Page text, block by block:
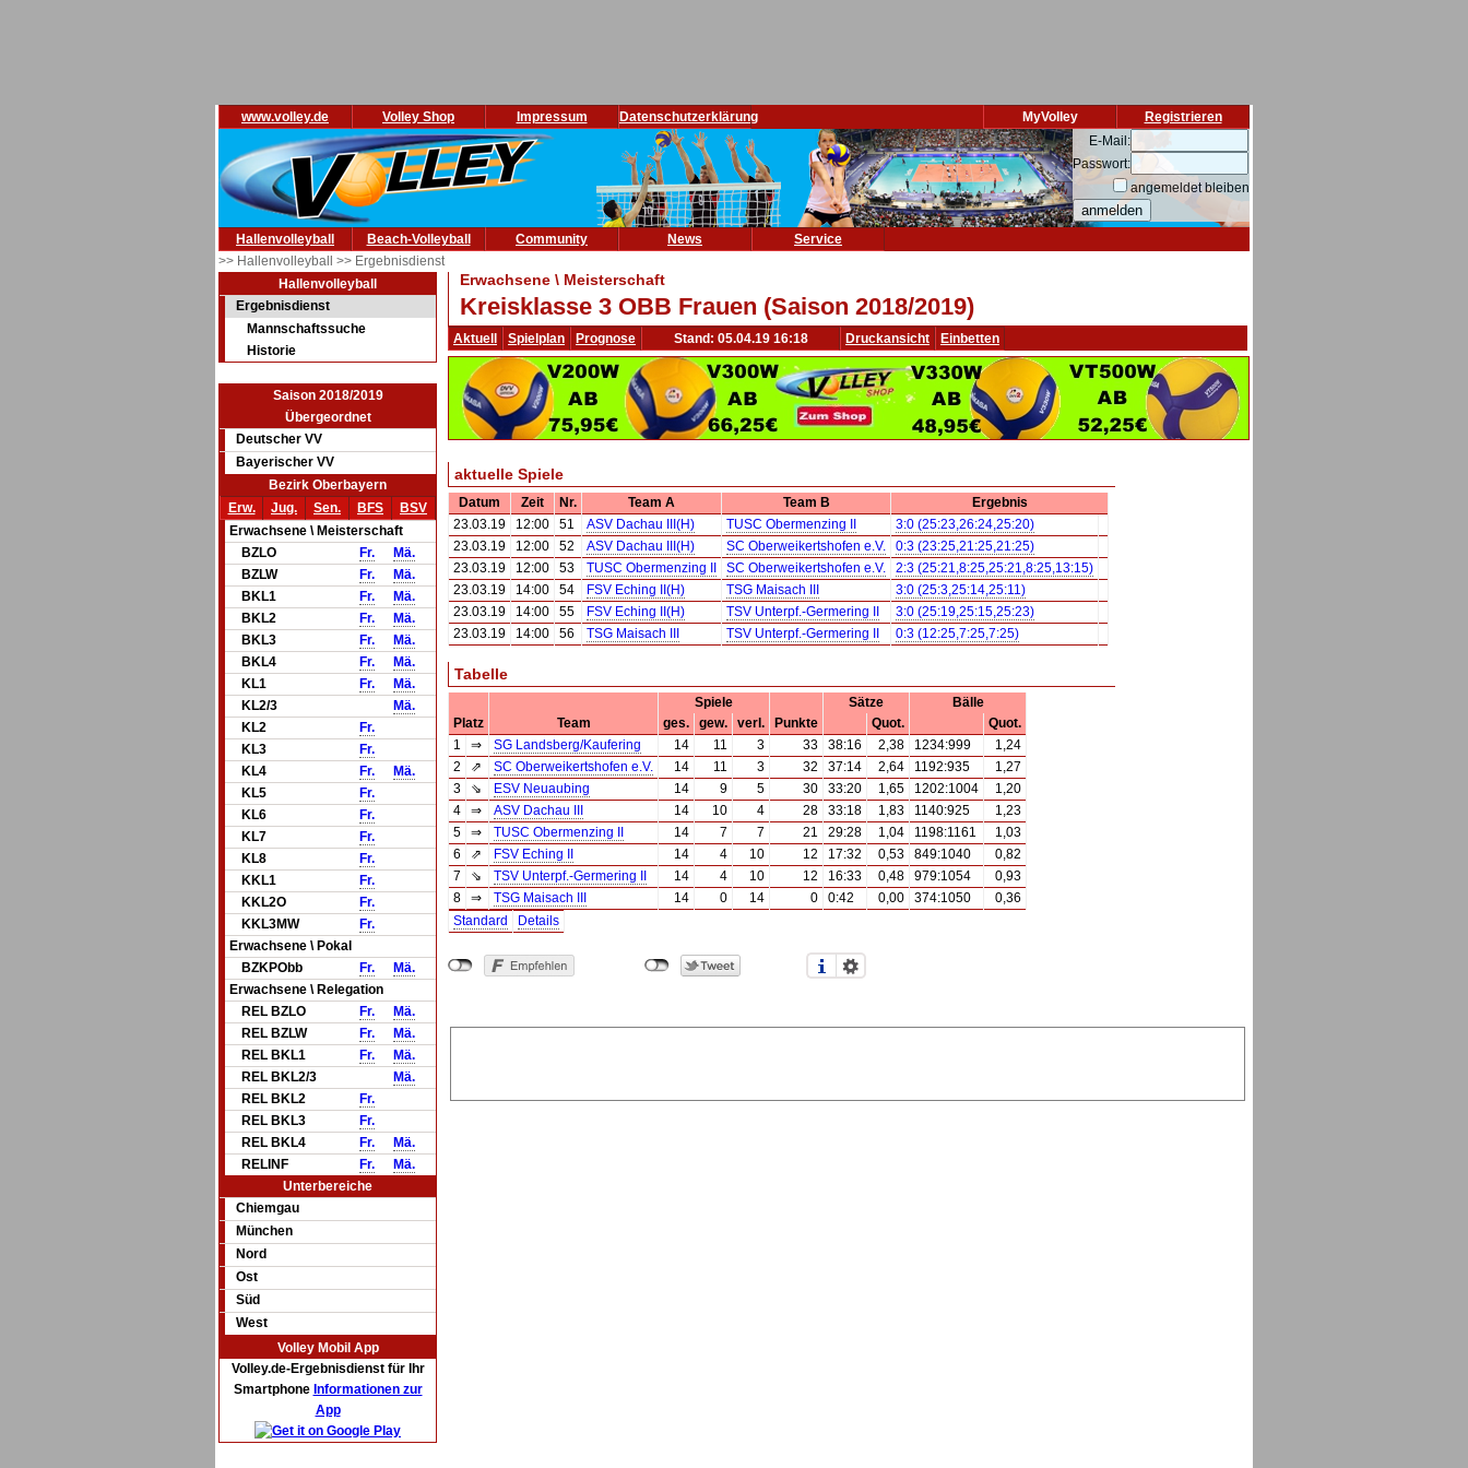
www.volley.de Volley Shop Impressum Datenschutzerklärung Registrieren
MyVolley
E-Mail:
Passwort:
angemeldet bleiben
Hallenvolleyball Beach-Volleyball Community News
Service
>> Hallenvolleyball >> Ergebnisdienst
Hallenvolleyball
Ergebnisdienst
Mannschaftssuche
Historie
Saison 2018/2019
Übergeordnet
Deutscher VV
Bayerischer VV
Bezirk Oberbayern
Erw.
Jug. Sen. BFS
BSV
Erwachsene \ Meisterschaft
BZLO
Fr.
Mä.
BZLW
Fr.
Mä.
BKL1
Fr.
Mä.
BKL2
Fr.
Mä.
BKL3
Fr.
Mä.
BKL4
Fr.
Mä.
KL1
Fr.
Mä.
KL2/3
Mä.
KL2
Fr.
KL3
Fr.
KL4
Fr.
Mä.
KL5
Fr.
KL6
Fr.
KL7
Fr.
KL8
Fr.
KKL1
Fr.
KKL2O
Fr.
KKL3MW
Fr.
Erwachsene \ Pokal
BZKPObb
Fr.
Mä.
Erwachsene \ Relegation
REL BZLO
Fr.
Mä.
REL BZLW
Fr.
Mä.
REL BKL1
Fr.
Mä.
REL BKL2/3
Mä.
REL BKL2
Fr.
REL BKL3
Fr.
REL BKL4
Fr.
Mä.
RELINF
Fr.
Mä.
Unterbereiche
Chiemgau
München
Nord
Ost
Süd
West
Volley Mobil App
Volley.de-Ergebnisdienst für Ihr
Smartphone Informationen zur
App
Erwachsene \ Meisterschaft
Kreisklasse 3 OBB Frauen (Saison 2018/2019)
Aktuell Spielplan Prognose Stand: 05.04.19 16:18 Druckansicht Einbetten
aktuelle Spiele
Datum Zeit Nr. Team A Team B
Ergebnis
23.03.19
12:00 51 ASV Dachau III(H) TUSC Obermenzing II
3:0 (25:23,26:24,25:20)
23.03.19
12:00 52 ASV Dachau III(H) SC Oberweikertshofen e.V.
0:3 (23:25,21:25,21:25)
23.03.19
12:00 53 TUSC Obermenzing II SC Oberweikertshofen e.V.
2:3 (25:21,8:25,25:21,8:25,13:15)
23.03.19
14:00 54 FSV Eching II(H) TSG Maisach III
3:0 (25:3,25:14,25:11)
23.03.19
14:00 55 FSV Eching II(H) TSV Unterpf.-Germering II
3:0 (25:19,25:15,25:23)
23.03.19
14:00 56 TSG Maisach III TSV Unterpf.-Germering II 0:3 (12:25,7:25,7:25)
Tabelle
Spiele Sätze
Bälle
Platz
Team ges. gew. verl. Punkte Quot.
Quot.
1
⇒ SG Landsberg/Kaufering 14 11 3 33 38:16 2,38 1234:999
1,24
2
⇗ SC Oberweikertshofen e.V. 14 11 3 32 37:14 2,64 1192:935
1,27
3
⇘ ESV Neuaubing 14 9 5 30 33:20 1,65 1202:1004
1,20
4
⇒ ASV Dachau III 14 10 4 28 33:18 1,83 1140:925
1,23
5
⇒ TUSC Obermenzing II 14 7 7 21 29:28 1,04 1198:1161
1,03
6
⇗ FSV Eching II 14 4 10 12 17:32 0,53 849:1040
0,82
7
⇘ TSV Unterpf.-Germering II 14 4 10 12 16:33 0,48 979:1054
0,93
8
⇒ TSG Maisach III 14 0 14 0 0:42 0,00 374:1050
0,36
Standard
Details